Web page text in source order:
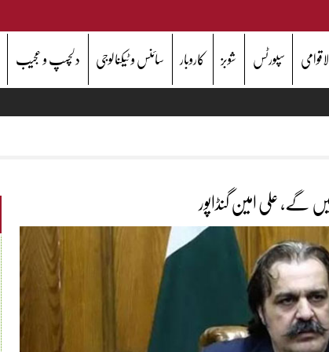
سپورٹس شوبز کاروبار سائنس و ٹیکنالوجی دلچسپ و عجیب
علی امین گنڈاپور